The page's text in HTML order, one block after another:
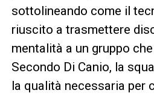
sottolineando come il
riuscito a trasmettere
mentalità a un gruppo
Secondo Di Canio, la
la qualità necessaria per